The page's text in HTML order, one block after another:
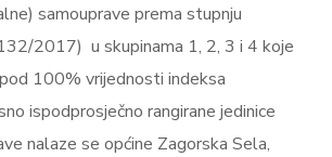
samouprave prema stupnju
2017) u skupinama 1, 2, 3 i 4 koje
100% vrijednosti indeksa
ispodprosječno rangirane jedinice
nalaze se općine Zagorska Sela,